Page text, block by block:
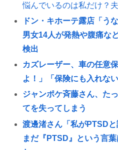
悩んでいるのは私だけ？
ドン・キホーテ露店「う
男女14人が発熱や腹痛な
検出
カズレーザー、車の任意
よ！」「保険にも入れな
ジャンポケ斉藤さん、た
てを失ってしまう
渡邊渚さん「私がPTSD
まだ『PTSD』という言